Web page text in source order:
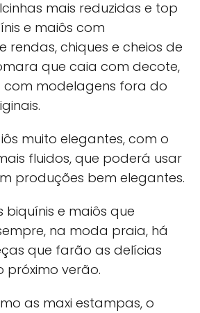
mais reduzidas e top
e maiôs com
rendas, chiques e cheios de
que caia com decote,
com modelagens fora do
muito elegantes, com o
fluidos, que poderá usar
produções bem elegantes.
biquínis e maiôs que
na moda praia, há
que farão as delícias
próximo verão.
as maxi estampas, o